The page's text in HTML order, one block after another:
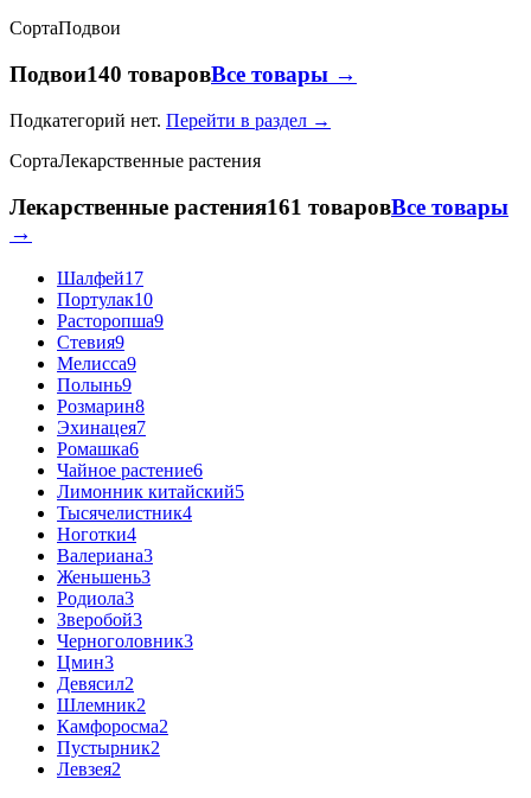
СортаПодвои
Подвои140 товаровВсе товары →
Подкатегорий нет. Перейти в раздел →
СортаЛекарственные растения
Лекарственные растения161 товаровВсе товары
→
Шалфей17
Портулак10
Расторопша9
Стевия9
Мелисса9
Полынь9
Розмарин8
Эхинацея7
Ромашка6
Чайное растение6
Лимонник китайский5
Тысячелистник4
Ноготки4
Валериана3
Женьшень3
Родиола3
Зверобой3
Черноголовник3
Цмин3
Девясил2
Шлемник2
Камфоросма2
Пустырник2
Левзея2